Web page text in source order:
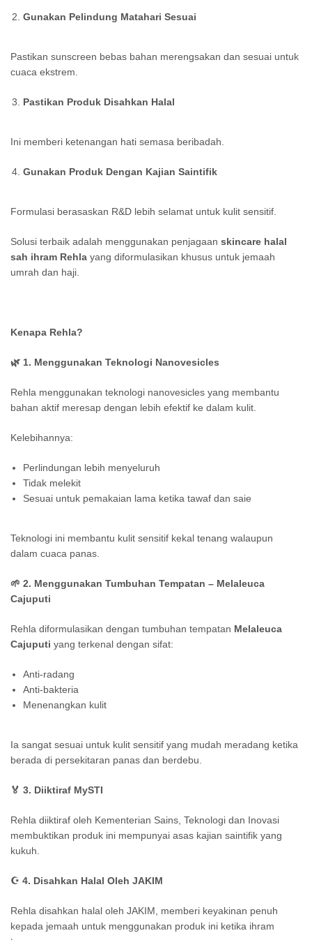
Gunakan Pelindung Matahari Sesuai
Pastikan sunscreen bebas bahan merengsakan dan sesuai untuk
cuaca ekstrem.
Pastikan Produk Disahkan Halal
Ini memberi ketenangan hati semasa beribadah.
Gunakan Produk Dengan Kajian Saintifik
Formulasi berasaskan R&D lebih selamat untuk kulit sensitif.
Solusi terbaik adalah menggunakan penjagaan skincare halal
sah ihram Rehla yang diformulasikan khusus untuk jemaah
umrah dan haji.
Kenapa Rehla?
🌿 1. Menggunakan Teknologi Nanovesicles
Rehla menggunakan teknologi nanovesicles yang membantu
bahan aktif meresap dengan lebih efektif ke dalam kulit.
Kelebihannya:
Perlindungan lebih menyeluruh
Tidak melekit
Sesuai untuk pemakaian lama ketika tawaf dan saie
Teknologi ini membantu kulit sensitif kekal tenang walaupun
dalam cuaca panas.
🌱 2. Menggunakan Tumbuhan Tempatan – Melaleuca
Cajuputi
Rehla diformulasikan dengan tumbuhan tempatan Melaleuca
Cajuputi yang terkenal dengan sifat:
Anti-radang
Anti-bakteria
Menenangkan kulit
Ia sangat sesuai untuk kulit sensitif yang mudah meradang ketika
berada di persekitaran panas dan berdebu.
🏅 3. Diiktiraf MySTI
Rehla diiktiraf oleh Kementerian Sains, Teknologi dan Inovasi
membuktikan produk ini mempunyai asas kajian saintifik yang
kukuh.
☪️ 4. Disahkan Halal Oleh JAKIM
Rehla disahkan halal oleh JAKIM, memberi keyakinan penuh
kepada jemaah untuk menggunakan produk ini ketika ihram